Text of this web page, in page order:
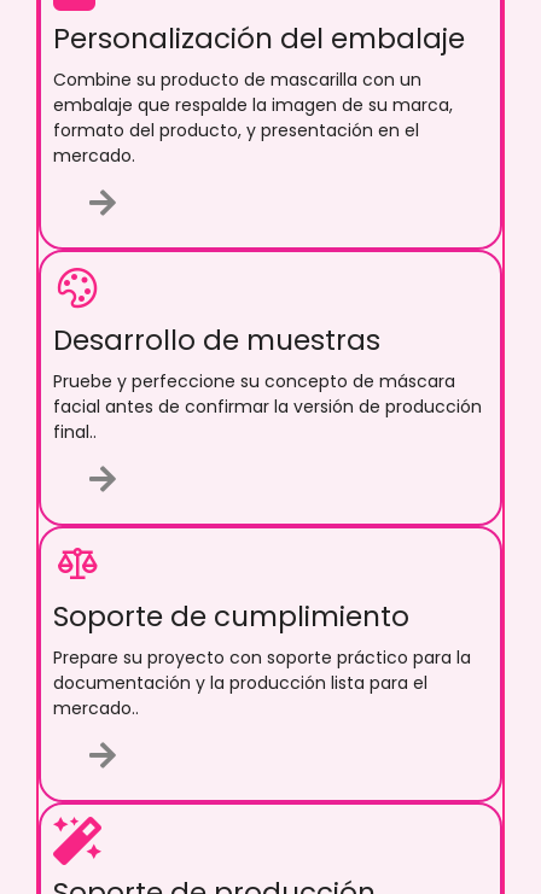
Personalización del embalaje
Combine su producto de mascarilla con un
embalaje que respalde la imagen de su marca,
formato del producto, y presentación en el
mercado.
Desarrollo de muestras
Pruebe y perfeccione su concepto de máscara
facial antes de confirmar la versión de producción
final..
Soporte de cumplimiento
Prepare su proyecto con soporte práctico para la
documentación y la producción lista para el
mercado..